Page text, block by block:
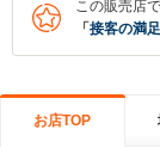
この販売店
「 接客の満
お店TOP